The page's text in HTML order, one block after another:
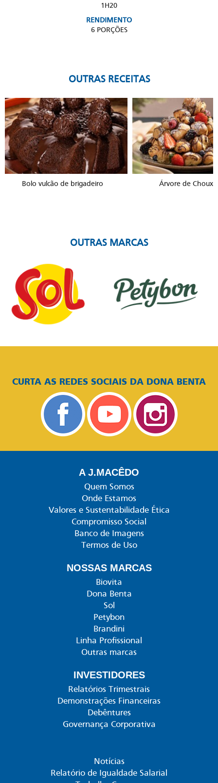
1H20
RENDIMENTO
6 PORÇÕES
OUTRAS RECEITAS
Bolo vulcão de brigadeiro Árvore de Choux
OUTRAS MARCAS
CURTA AS REDES SOCIAIS DA DONA BENTA
A J.MACÊDO
Quem Somos
Onde Estamos
Valores e Sustentabilidade Ética
Compromisso Social
Banco de Imagens
Termos de Uso
NOSSAS MARCAS
Biovita
Dona Benta
Sol
Petybon
Brandini
Linha Profissional
Outras marcas
INVESTIDORES
Relatórios Trimestrais
Demonstrações Financeiras
Debêntures
Governança Corporativa
Notícias
Relatório de Igualdade Salarial